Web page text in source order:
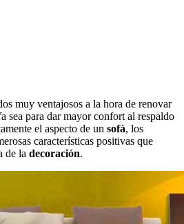
muy ventajosos a la hora de renovar
sea para dar mayor confort al respaldo
el aspecto de un sofá, los
características positivas que
de la decoración.